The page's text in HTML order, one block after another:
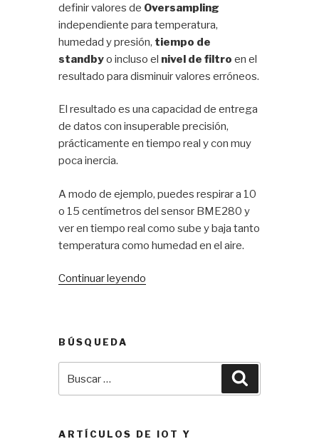
definir valores de Oversampling
independiente para temperatura,
humedad y presión, tiempo de
standbyo incluso el nivel de filtro en el
resultado para disminuir valores erróneos.
El resultado es una capacidad de entrega
de datos con insuperable precisión,
prácticamente en tiempo real y con muy
poca inercia.
A modo de ejemplo, puedes respirar a 10
o 15 centímetros del sensor BME280 y
ver en tiempo real como sube y baja tanto
temperatura como humedad en el aire.
Continuar leyendo
BÚSQUEDA
ARTÍCULOS DE IOT Y